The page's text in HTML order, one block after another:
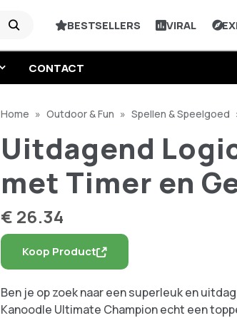
BESTSELLERS VIRAL
CONTACT
Home » Outdoor & Fun » Spellen & Speelgoed
Uitdagend
met Timer en
€ 26.34
Koop Product
Ben je op zoek naar een superleuk en
Kanoodle Ultimate Champion echt een